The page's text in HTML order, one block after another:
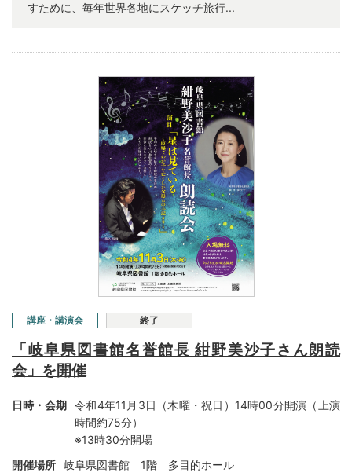
すために、毎年世界各地にスケッチ旅行...
講座・講演会 終了
「岐阜県図書館名誉館長 紺野美沙子さん朗読
会」を開催
日時・会期 令和4年11月3日（木曜・祝日）14時00分開演（上演
時間約75分）
※13時30分開場
開催場所 岐阜県図書館 1階 多目的ホール